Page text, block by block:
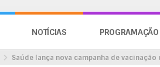
NOTÍCIAS PROGRAMAÇÃO
Saúde lança nova campanha de